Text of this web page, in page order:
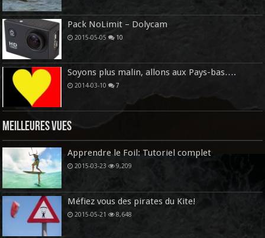
Pack NoLimit – Dolycam
2015-05-05 10
Soyons plus malin, allons aux Pays-bas….
2014-03-10 7
Meilleures vues
Apprendre le Foil: Tutoriel complet
2015-03-23 9,209
Méfiez vous des pirates du Kite!
2015-05-21 8,648